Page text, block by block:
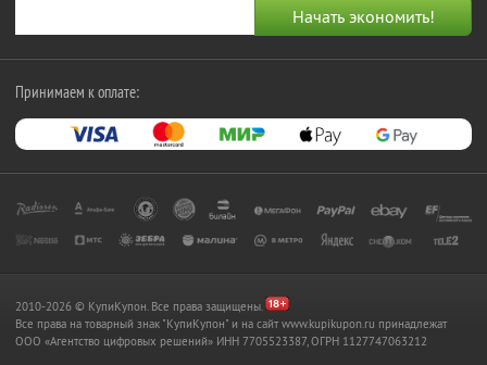
Принимаем к оплате:
2010-2026 © КупиКупон. Все права защищены.
Все права на товарный знак "КупиКупон" и на сайт www.kupikupon.ru принадлежат
OOO «Агентство цифровых решений» ИНН 7705523387, ОГРН 1127747063212